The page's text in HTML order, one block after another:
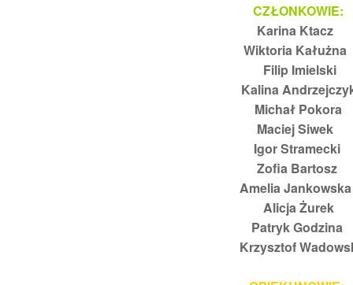
CZŁONKOWIE:
Karina Ktacz
Wiktoria Kałużna
Filip Imielski
Kalina
Michał Pokora
Maciej Siwek
Igor Stramecki
Zofia Bartosz
Amelia Jankowska
Alicja Żurek
Patryk Godzina
Krzysztof